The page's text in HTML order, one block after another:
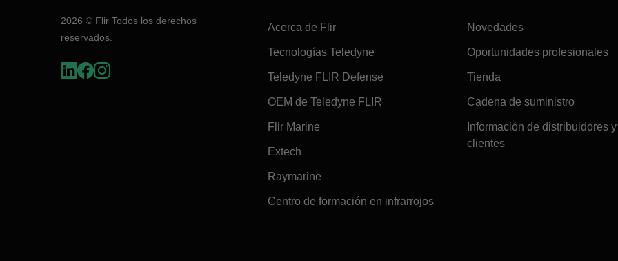
2026 © Flir Todos los derechos
reservados.
Acerca de Flir
Tecnologías Teledyne
Teledyne FLIR Defense
OEM de Teledyne FLIR
Flir Marine
Extech
Raymarine
Centro de formación en infrarrojos
Novedades
Oportunidades profesionales
Tienda
Cadena de suministro
Información de distribuidores y
clientes